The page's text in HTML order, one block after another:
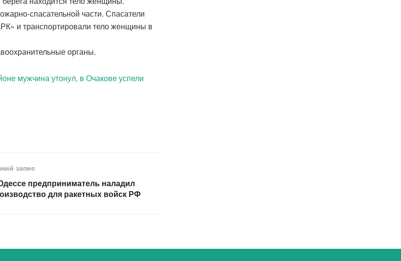
спасательной части. Спасатели
и транспортировали тело женщины в
органы.
мужчина утонул, в Очакове успели
запис
предприниматель наладил
для ракетных войск РФ